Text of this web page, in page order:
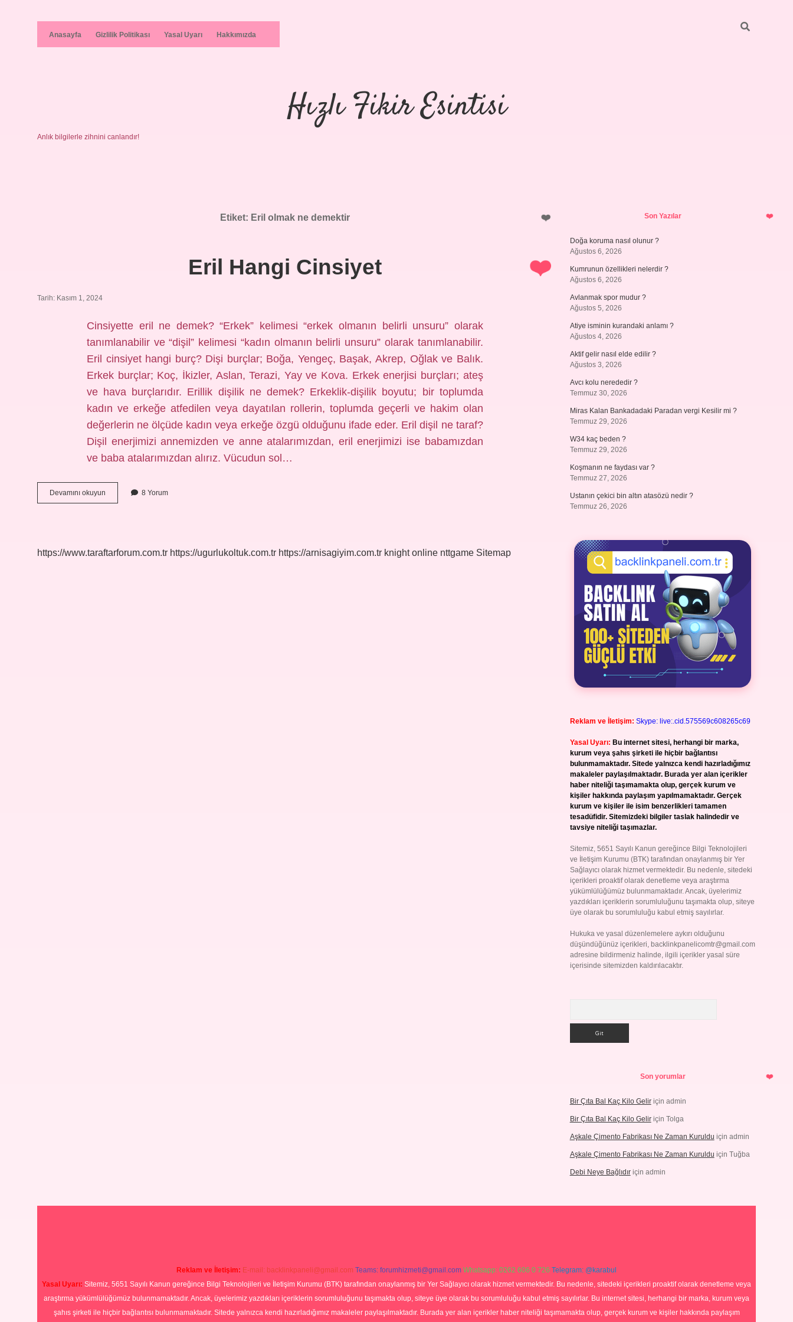
Anasayfa Gizlilik Politikası Yasal Uyarı Hakkımızda
Hızlı Fikir Esintisi
Anlık bilgilerle zihnini canlandır!
Etiket: Eril olmak ne demektir
Eril Hangi Cinsiyet
Tarih: Kasım 1, 2024
Cinsiyette eril ne demek? “Erkek” kelimesi “erkek olmanın belirli unsuru” olarak
tanımlanabilir ve “dişil” kelimesi “kadın olmanın belirli unsuru” olarak tanımlanabilir.
Eril cinsiyet hangi burç? Dişi burçlar; Boğa, Yengeç, Başak, Akrep, Oğlak ve Balık.
Erkek burçlar; Koç, İkizler, Aslan, Terazi, Yay ve Kova. Erkek enerjisi burçları; ateş
ve hava burçlarıdır. Erillik dişilik ne demek? Erkeklik-dişilik boyutu; bir toplumda
kadın ve erkeğe atfedilen veya dayatılan rollerin, toplumda geçerli ve hakim olan
değerlerin ne ölçüde kadın veya erkeğe özgü olduğunu ifade eder. Eril dişil ne taraf?
Dişil enerjimizi annemizden ve anne atalarımızdan, eril enerjimizi ise babamızdan
ve baba atalarımızdan alırız. Vücudun sol…
Devamını okuyun
Hangi
8 Yorum
https://www.taraftarforum.com.tr https://ugurlukoltuk.com.tr https://arnisagiyim.com.tr knight online nttgame Sitemap
SidebarSon Yazılar
Doğa koruma nasıl olunur ?
Ağustos 6, 2026
Kumrunun özellikleri nelerdir ?
Ağustos 6, 2026
Avlanmak spor mudur ?
Ağustos 5, 2026
Atiye isminin kurandaki anlamı ?
Ağustos 4, 2026
Aktif gelir nasıl elde edilir ?
Ağustos 3, 2026
Avcı kolu nerededir ?
Temmuz 30, 2026
Miras Kalan Bankadadaki Paradan vergi Kesilir mi ?
Temmuz 29, 2026
W34 kaç beden ?
Temmuz 29, 2026
Koşmanın ne faydası var ?
Temmuz 27, 2026
Ustanın çekici bin altın atasözü nedir ?
Temmuz 26, 2026
Reklam ve İletişim: Skype: live:.cid.575569c608265c69
Yasal Uyarı: Bu internet sitesi, herhangi bir marka,
kurum veya şahıs şirketi ile hiçbir bağlantısı
bulunmamaktadır. Sitede yalnızca kendi hazırladığımız
makaleler paylaşılmaktadır. Burada yer alan içerikler
haber niteliği taşımamakta olup, gerçek kurum ve
kişiler hakkında paylaşım yapılmamaktadır. Gerçek
kurum ve kişiler ile isim benzerlikleri tamamen
tesadüfidir. Sitemizdeki bilgiler taslak halindedir ve
tavsiye niteliği taşımazlar.
Sitemiz, 5651 Sayılı Kanun gereğince Bilgi Teknolojileri
ve İletişim Kurumu (BTK) tarafından onaylanmış bir Yer
Sağlayıcı olarak hizmet vermektedir. Bu nedenle, sitedeki
içerikleri proaktif olarak denetleme veya araştırma
yükümlülüğümüz bulunmamaktadır. Ancak, üyelerimiz
yazdıkları içeriklerin sorumluluğunu taşımakta olup, siteye
üye olarak bu sorumluluğu kabul etmiş sayılırlar.
Hukuka ve yasal düzenlemelere aykırı olduğunu
düşündüğünüz içerikleri, backlinkpanelicomtr@gmail.com
adresine bildirmeniz halinde, ilgili içerikler yasal süre
içerisinde sitemizden kaldırılacaktır.
Son yorumlar
Bir Çıta Bal Kaç Kilo Geliriçin admin
Bir Çıta Bal Kaç Kilo Geliriçin Tolga
Aşkale Çimento Fabrikası Ne Zaman Kuruldu için admin
Aşkale Çimento Fabrikası Ne Zaman Kuruldu için Tuğba
Debi Neye Bağlıdıriçin admin
Reklam ve İletişim: E-mail: backlinkpaneli@gmail.com Teams: forumhizmeti@gmail.com Whatsapp: 0262 606 0 726 Telegram: @karabul
Yasal Uyarı: Sitemiz, 5651 Sayılı Kanun gereğince Bilgi Teknolojileri ve İletişim Kurumu (BTK) tarafından onaylanmış bir Yer Sağlayıcı olarak hizmet vermektedir. Bu nedenle, sitedeki içerikleri proaktif olarak denetleme veya
araştırma yükümlülüğümüz bulunmamaktadır. Ancak, üyelerimiz yazdıkları içeriklerin sorumluluğunu taşımakta olup, siteye üye olarak bu sorumluluğu kabul etmiş sayılırlar. Bu internet sitesi, herhangi bir marka, kurum veya
şahıs şirketi ile hiçbir bağlantısı bulunmamaktadır. Sitede yalnızca kendi hazırladığımız makaleler paylaşılmaktadır. Burada yer alan içerikler haber niteliği taşımamakta olup, gerçek kurum ve kişiler hakkında paylaşım